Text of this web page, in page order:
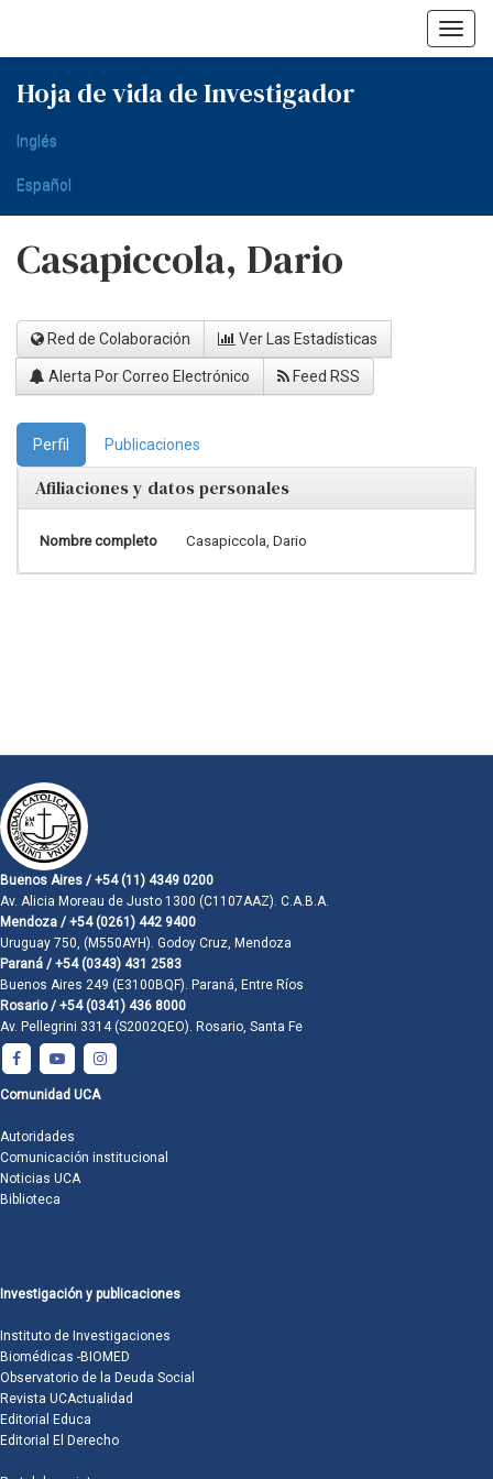
Hoja de vida de Investigador
Inglés
Español
Casapiccola, Dario
Red de Colaboración Ver Las Estadísticas
Alerta Por Correo Electrónico Feed RSS
Perfil Publicaciones
Afiliaciones y datos personales
Nombre completo Casapiccola, Dario
Buenos Aires / +54 (11) 4349 0200
Av. Alicia Moreau de Justo 1300 (C1107AAZ). C.A.B.A.
Mendoza / +54 (0261) 442 9400
Uruguay 750, (M550AYH). Godoy Cruz, Mendoza
Paraná / +54 (0343) 431 2583
Buenos Aires 249 (E3100BQF). Paraná, Entre Ríos
Rosario / +54 (0341) 436 8000
Av. Pellegrini 3314 (S2002QEO). Rosario, Santa Fe
Comunidad UCA
Autoridades
Comunicación institucional
Noticias UCA
Biblioteca
Investigación y publicaciones
Instituto de Investigaciones
Biomédicas -BIOMED
Observatorio de la Deuda Social
Revista UCActualidad
Editorial Educa
Editorial El Derecho